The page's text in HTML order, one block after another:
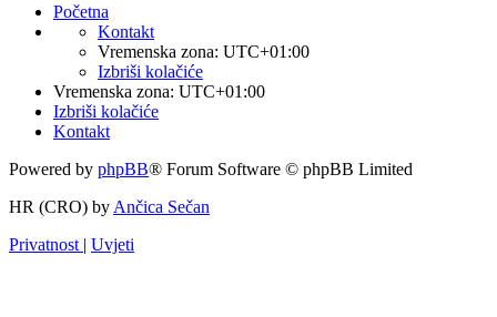
Početna
Kontakt
Vremenska zona: UTC+01:00
Izbriši kolačiće
Vremenska zona: UTC+01:00
Izbriši kolačiće
Kontakt
Powered by phpBB® Forum Software © phpBB Limited
HR (CRO) by Ančica Sečan
Privatnost | Uvjeti